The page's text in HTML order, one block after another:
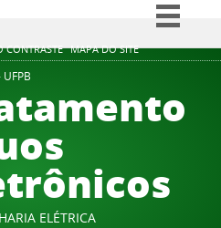
CONTRASTE MAPA DO SITE
Simplifique!
Participe
Canais
ELÉTRICA